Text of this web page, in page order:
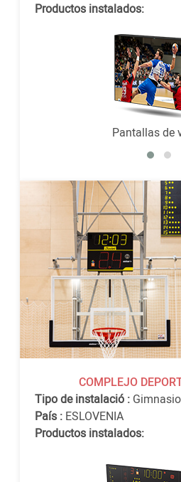
Productos instalados:
Pantallas de
COMPLEJO
Tipo de instalació : Gimnasio
País : ESLOVENIA
Productos instalados: